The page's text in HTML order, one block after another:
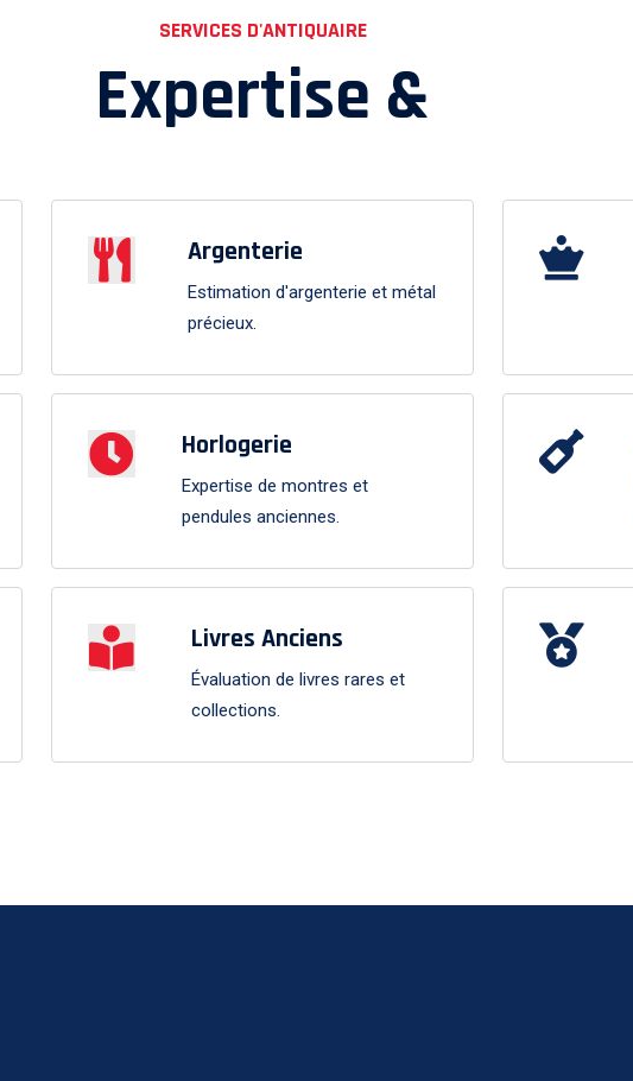
SERVICES D'ANTIQUAIRE
Expertise &
Argenterie
Estimation d'argenterie et métal
précieux.
Horlogerie
Expertise de montres et
pendules anciennes.
Livres Anciens
Évaluation de livres rares et
collections.